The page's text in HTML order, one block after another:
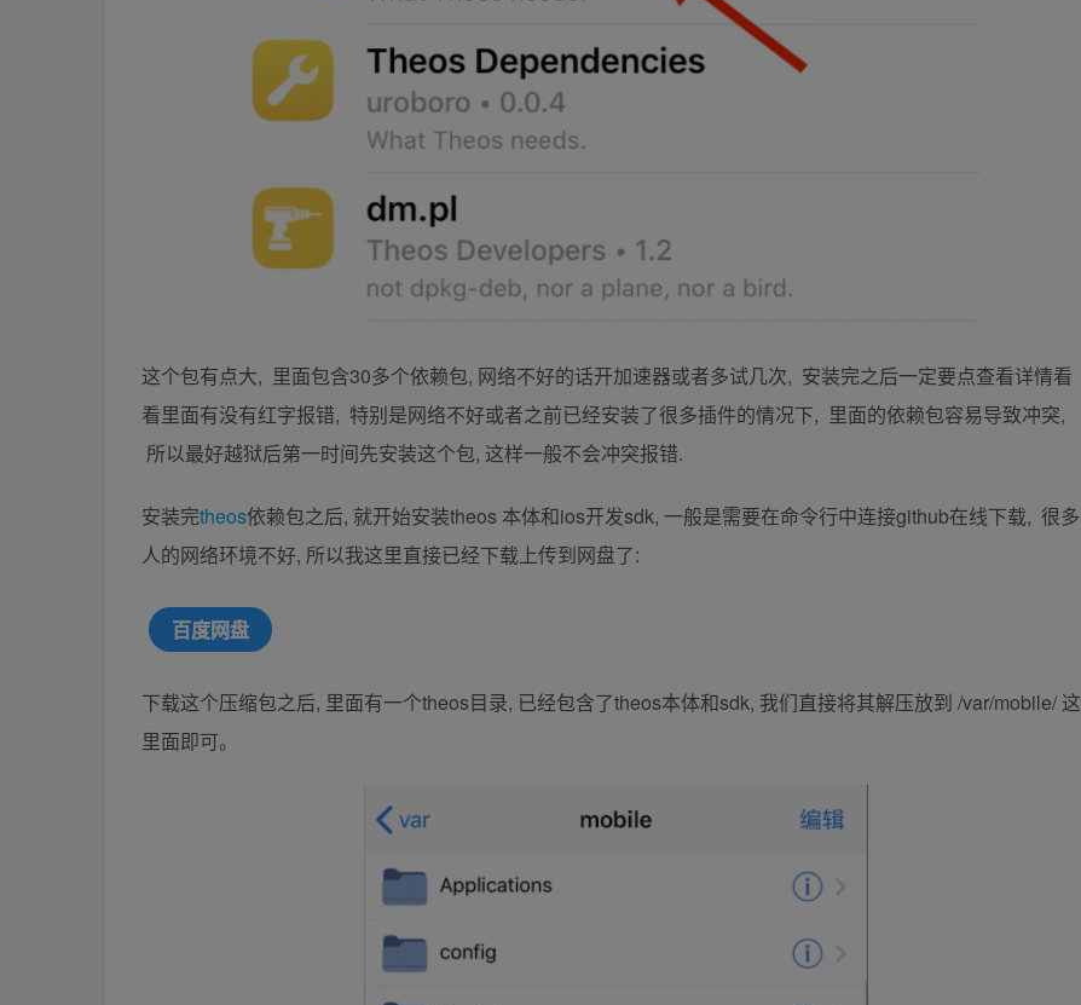
这个包有点大, 里面包含30多个依赖包, 网络不好的话开加速器或者多试几次, 安装完之后一定要点查看详情看
看里面有没有红字报错, 特别是网络不好或者之前已经安装了很多插件的情况下, 里面的依赖包容易导致冲突,
所以最好越狱后第一时间先安装这个包, 这样一般不会冲突报错.
安装完theos依赖包之后, 就开始安装theos 本体和ios开发sdk, 一般是需要在命令行中连接github在线下载, 很多
人的网络环境不好, 所以我这里直接已经下载上传到网盘了:
百度网盘
下载这个压缩包之后, 里面有一个theos目录, 已经包含了theos本体和sdk, 我们直接将其解压放到 /var/mobile/ 这
里面即可。